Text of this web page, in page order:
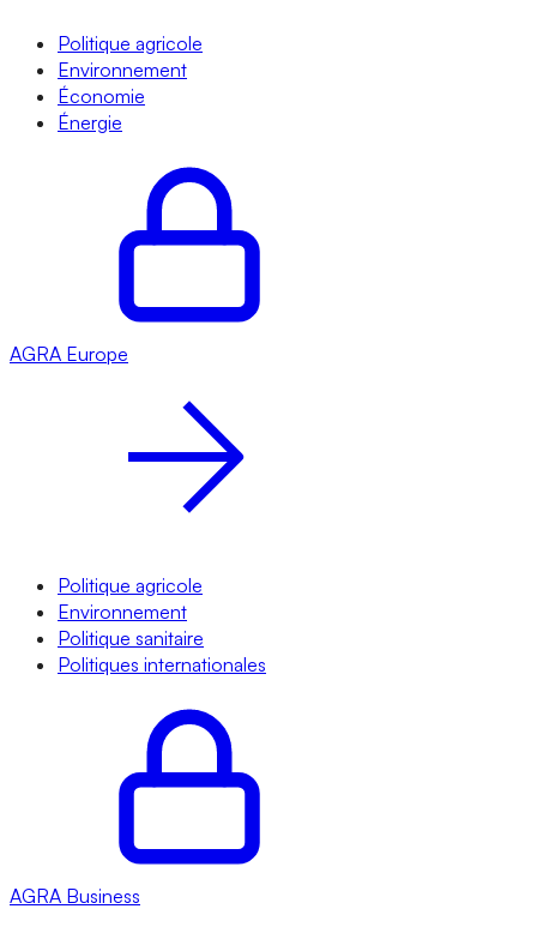
Politique agricole
Environnement
Économie
Énergie
AGRA Europe
Politique agricole
Environnement
Politique sanitaire
Politiques internationales
AGRA Business